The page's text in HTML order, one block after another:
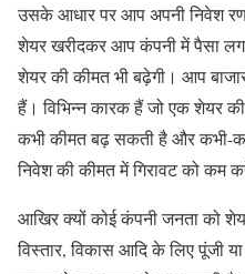
उसके आधार पर आप अपनी निवेश
शेयर खरीदकर आप कंपनी में पैसा
शेयर की कीमत भी बढ़ेगी। आप
हैं। विभिन्न कारक हैं जो एक शेयर
कभी कीमत बढ़ सकती है और कभी-
निवेश की कीमत में गिरावट को कम
आखिर क्यों कोई कंपनी जनता को
विस्तार, विकास आदि के लिए पूंजी